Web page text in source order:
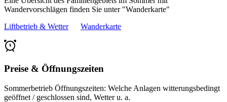
Wandervorschlägen finden Sie unter "Wanderkarte"
Liftbetrieb & Wetter
Wanderkarte
Preise & Öffnungszeiten
Sommerbetrieb Öffnungszeiten: Welche Anlagen witterungsbedingt
geöffnet / geschlossen sind, Wetter u. a.